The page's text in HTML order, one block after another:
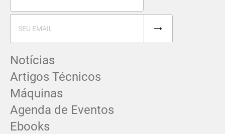
Notícias
Artigos Técnicos
Máquinas
Agenda de Eventos
Ebooks